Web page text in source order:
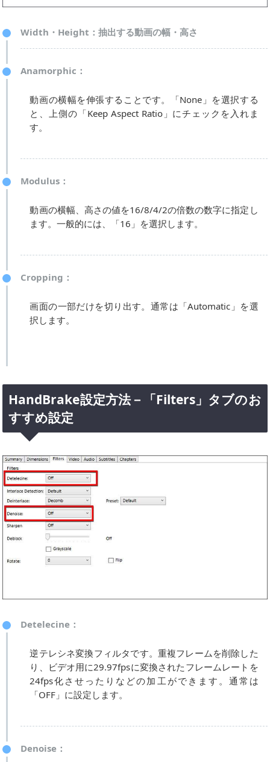
Width・Height：抽出する動画の幅・高さ
Anamorphic：
動画の横幅を伸張することです。「None」を選択する
と、上側の「Keep Aspect Ratio」にチェックを入れま
す。
Modulus：
動画の横幅、高さの値を16/8/4/2の倍数の数字に指定し
ます。一般的には、「16」を選択します。
Cropping：
画面の一部だけを切り出す。通常は「Automatic」を選
択します。
HandBrake設定方法－「Filters」タブのお
すすめ設定
Detelecine：
逆テレシネ変換フィルタです。重複フレームを削除した
り、ビデオ用に29.97fpsに変換されたフレームレートを
24fps化させったりなどの加工ができます。通常は
「OFF」に設定します。
Denoise：